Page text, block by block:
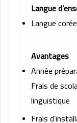
Langue
Langue
Avantages
Année
Frais de
linguistique
Frais